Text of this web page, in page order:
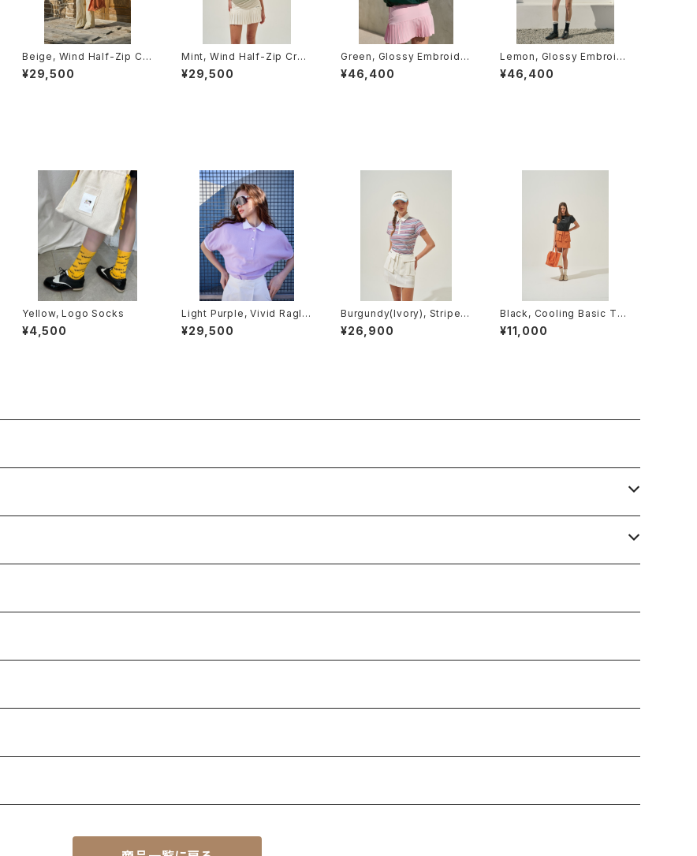
Beige, Wind Half-Zip Cr
op Vest
¥29,500
Mint, Wind Half-Zip Crop
Vest
¥29,500
Green, Glossy Embroider
ed Zip Jacket
¥46,400
Lemon, Glossy Embroide
red Zip Jacket
¥46,400
Yellow, Logo Socks
¥4,500
Light Purple, Vivid Ragla
n Polo
¥29,500
Burgundy(Ivory), Striped
EdgeLine Short Sleeve P
olo
¥26,900
Black, Cooling Basic T-s
hirt
¥11,000